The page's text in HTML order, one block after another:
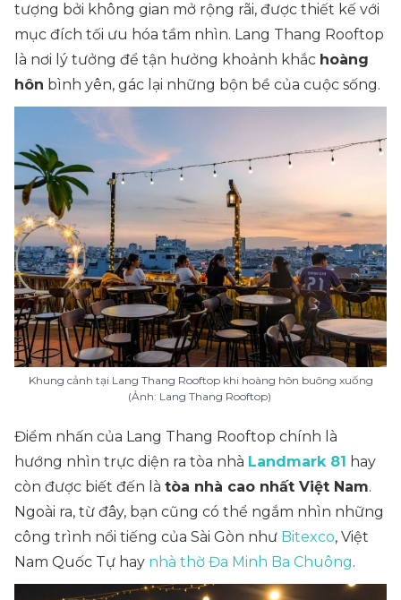
tượng bởi không gian mở rộng rãi, được thiết kế với
mục đích tối ưu hóa tầm nhìn. Lang Thang Rooftop
là nơi lý tưởng để tận hưởng khoảnh khắc hoàng
hôn bình yên, gác lại những bộn bề của cuộc sống.
Khung cảnh tại Lang Thang Rooftop khi hoàng hôn buông xuống
(Ảnh: Lang Thang Rooftop)
Điểm nhấn của Lang Thang Rooftop chính là
hướng nhìn trực diện ra tòa nhà Landmark 81 hay
còn được biết đến là tòa nhà cao nhất Việt Nam.
Ngoài ra, từ đây, bạn cũng có thể ngắm nhìn những
công trình nổi tiếng của Sài Gòn như Bitexco, Việt
Nam Quốc Tự hay nhà thờ Đa Minh Ba Chuông.